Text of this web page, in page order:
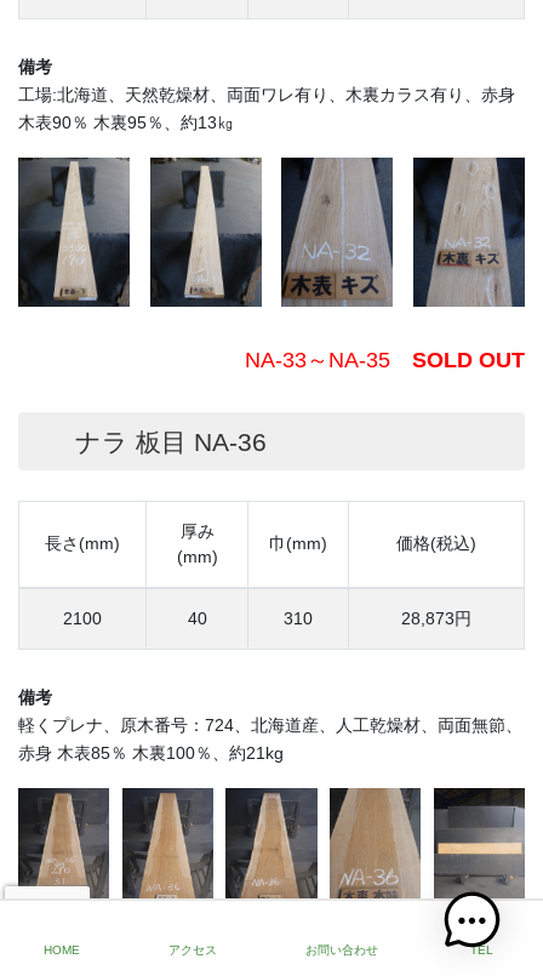
備考
工場:北海道、天然乾燥材、両面ワレ有り、木裏カラス有り、赤身
木表90％ 木裏95％、約13㎏
NA-33～NA-35 SOLD OUT
ナラ 板目 NA-36
長さ(mm)
厚み
(mm)
巾(mm) 価格(税込)
2100 40 310 28,873円
備考
軽くプレナ、原木番号：724、北海道産、人工乾燥材、両面無節、
赤身 木表85％ 木裏100％、約21kg
HOME アクセス お問い合わせ TEL